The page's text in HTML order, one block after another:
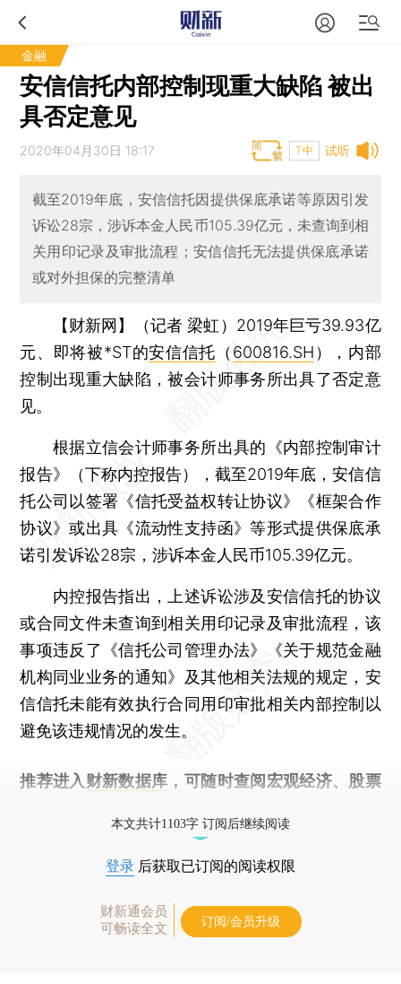
金融
安信信托内部控制现重大缺陷 被出
具否定意见
试听
2020年04月30日 18:17 T中
截至2019年底，安信信托因提供保底承诺等原因引发
诉讼28宗，涉诉本金人民币105.39亿元，未查询到相
关用印记录及审批流程；安信信托无法提供保底承诺
或对外担保的完整清单
【财新网】（记者 梁虹） 2019年巨亏39.93亿
元、即将被*ST的安信信托 （ 600816.SH ），内部
控制出现重大缺陷，被会计师事务所出具了否定意
见。
根据立信会计师事务所出具的《内部控制审计
报告》（下称内控报告），截至2019年底，安信信
托公司以签署《信托受益权转让协议》《框架合作
协议》或出具《流动性支持函》等形式提供保底承
诺引发诉讼28宗，涉诉本金人民币105.39亿元。
内控报告指出，上述诉讼涉及安信信托的协议
或合同文件未查询到相关用印记录及审批流程，该
事项违反了《信托公司管理办法》《关于规范金融
机构同业业务的通知》及其他相关法规的规定，安
信信托未能有效执行合同用印审批相关内部控制以
避免该违规情况的发生。
推荐进入 财新数据库 ，可随时查阅宏观经济、股票
本文共计1103字 订阅后继续阅读
登录 后获取已订阅的阅读权限
财新通会员
可畅读全文
订阅/会员升级